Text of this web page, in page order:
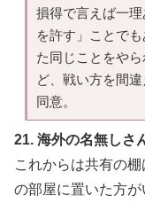
損得で言えば一
を許す」ことで
た同じことをや
ど、戦い方を間
同意。
21. 海外の名無しさ
これからは共有の
の部屋に置いた方